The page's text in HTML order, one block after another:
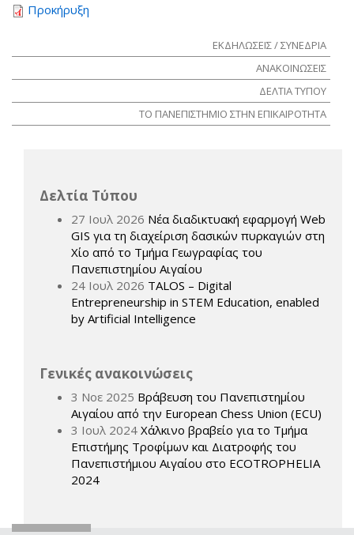
Προκήρυξη
ΕΚΔΗΛΩΣΕΙΣ / ΣΥΝΕΔΡΙΑ
ΑΝΑΚΟΙΝΩΣΕΙΣ
ΔΕΛΤΙΑ ΤΥΠΟΥ
ΤΟ ΠΑΝΕΠΙΣΤΗΜΙΟ ΣΤΗΝ ΕΠΙΚΑΙΡΟΤΗΤΑ
Δελτία Τύπου
27 Ιουλ 2026 Νέα διαδικτυακή εφαρμογή Web
GIS για τη διαχείριση δασικών πυρκαγιών στη
Χίο από το Τμήμα Γεωγραφίας του
Πανεπιστημίου Αιγαίου
24 Ιουλ 2026 TALOS – Digital
Entrepreneurship in STEM Education, enabled
by Artificial Intelligence
Γενικές ανακοινώσεις
3 Νοε 2025 Βράβευση του Πανεπιστημίου
Αιγαίου από την European Chess Union (ECU)
3 Ιουλ 2024 Χάλκινο βραβείο για το Τμήμα
Επιστήμης Τροφίμων και Διατροφής του
Πανεπιστήμιου Αιγαίου στο ECOTROPHELIA
2024